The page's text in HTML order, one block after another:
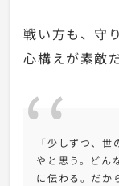
戦い方も、守
心構えが素敵
「少しずつ、
やと思う。どん
に伝わる。だか